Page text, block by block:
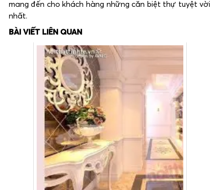
mang đến cho khách hàng những căn biệt thự tuyệt vời
nhất.
BÀI VIẾT LIÊN QUAN